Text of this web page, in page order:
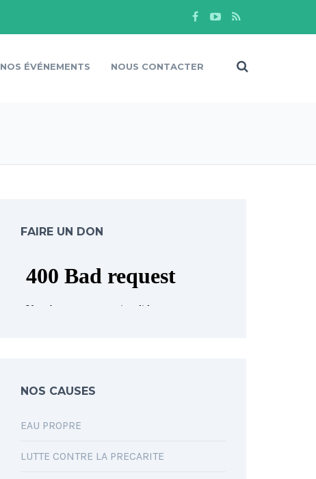
NOS ÉVÉNEMENTS NOUS CONTACTER
FAIRE UN DON
NOS CAUSES
EAU PROPRE
LUTTE CONTRE LA PRECARITE